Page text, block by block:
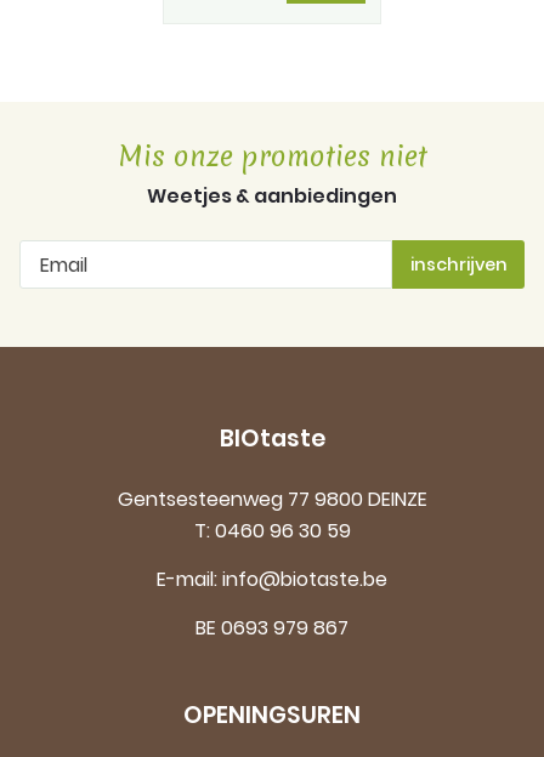
Mis onze promoties niet
Weetjes & aanbiedingen
BIOtaste
Gentsesteenweg 77 9800 DEINZE
T:0460 96 30 59
E-mail:info@biotaste.be
BE 0693 979 867
OPENINGSUREN